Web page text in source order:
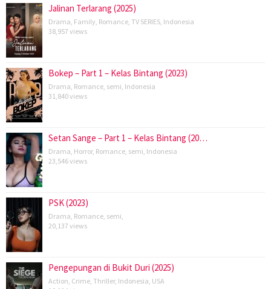
Jalinan Terlarang (2025)
Drama Family Romance TV SERIES Indonesia
38,957 views
Bokep – Part 1 – Kelas Bintang (2023)
Drama Romance semi Indonesia
31,840 views
Setan Sange – Part 1 – Kelas Bintang (20…
Drama Horror, Romance semi Indonesia
23,546 views
PSK (2023)
Drama Romance semi
20,137 views
Pengepungan di Bukit Duri (2025)
Action Crime Thriller, Indonesia USA